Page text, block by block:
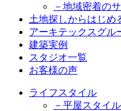
－地域密着の
土地探しからはじめ
アーキテックスグル
建築実例
スタジオ一覧
お客様の声
ライフスタイル
－平屋スタイル